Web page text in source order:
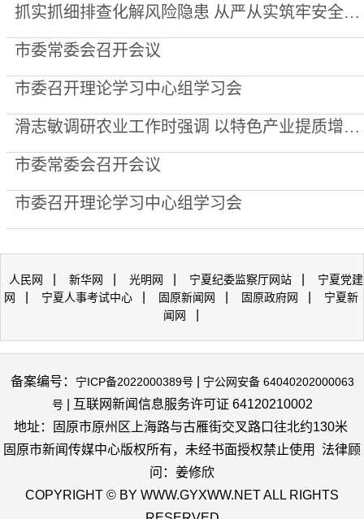
抓实抓细排查化解风险隐患 从严从实筑牢安全坚固防线
市委常委会召开会议
市委召开理论学习中心组学习会
滑志敏调研农业工作时强调 以特色产业提质增效夯实乡村全面振兴根基
市委常委会召开会议
市委召开理论学习中心组学习会
人民网 新华网 光明网 宁夏纪委监察厅网站
宁夏党建
网
宁夏人事考试中心 固原新闻网 固原政府网
宁夏新
闻网
备案编号： 宁ICP备2022000389号
宁公网安备 64040202000063
号 | 互联网新闻信息服务许可证 64120210002
地址：固原市原州区上海路与古雁街交叉路口往北约130米
固原市新闻传媒中心版权所有，未经书面授权禁止使用 法律顾
问：姜修欣
COPYRIGHT © BY WWW.GYXWW.NET ALL RIGHTS